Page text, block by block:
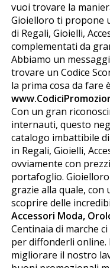
vuoi trovare la
Gioielloro ti propone
di Regali, Gioielli,
complementati da
Abbiamo un
trovare un Codice
la prima cosa da fare
Con un gran
internauti, questo
catalogo imbattibile
in Regali, Gioielli,
ovviamente con
portafoglio.
grazie alla quale, con
scoprire delle
Accessori Moda,
Centinaia di marche
per diffonderli
migliorare il nostro